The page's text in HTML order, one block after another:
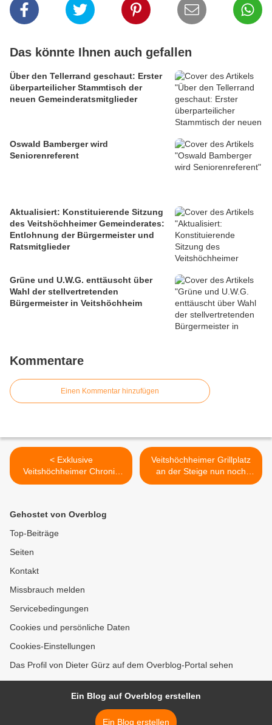
Das könnte Ihnen auch gefallen
Über den Tellerrand geschaut: Erster
überparteilicher Stammtisch der
neuen Gemeinderatsmitglieder
Oswald Bamberger wird
Seniorenreferent
Aktualisiert: Konstituierende Sitzung
des Veitshöchheimer Gemeinderates:
Entlohnung der Bürgermeister und
Ratsmitglieder
Grüne und U.W.G. enttäuscht über
Wahl der stellvertretenden
Bürgermeister in Veitshöchheim
Kommentare
Einen Kommentar hinzufügen
< Exklusive
Veitshöchheimer Chronik
2012 - 420 Fotos und
Veitshöchheimer Grillplatz
an der Steige nun noch
attraktiver >
Gehostet von Overblog
Top-Beiträge
Seiten
Kontakt
Missbrauch melden
Servicebedingungen
Cookies und persönliche Daten
Cookies-Einstellungen
Das Profil von Dieter Gürz auf dem Overblog-Portal sehen
Ein Blog auf Overblog erstellen
Ein Blog erstellen